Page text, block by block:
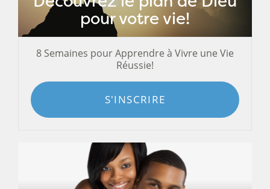
pour votre vie!
8 Semaines pour Apprendre à Vivre une Vie
Réussie!
S'INSCRIRE